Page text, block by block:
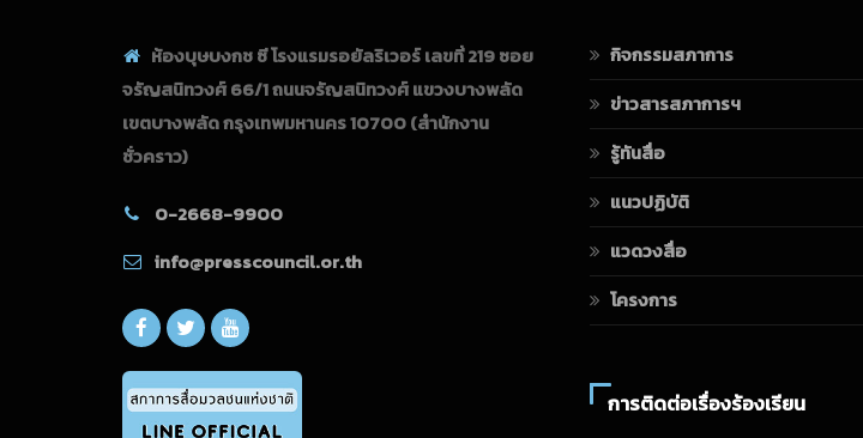
ห้องบุษบงกช ซี โรงแรมรอยัลริเวอร์ เลขที่ 219 ซอย
จรัญสนิทวงศ์ 66/1 ถนนจรัญสนิทวงศ์ แขวงบางพลัด
เขตบางพลัด กรุงเทพมหานคร 10700(สำนักงาน
ชั่วคราว)
0-2668-9900
info@presscouncil.or.th
กิจกรรมสภาการ
ข่าวสารสภาการฯ
รู้ทันสื่อ
แนวปฏิบัติ
แวดวงสื่อ
โครงการ
การติดต่อเรื่องร้องเรียน